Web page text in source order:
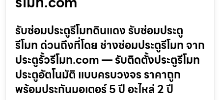
รับซ่อมประตูรีโมทดินแดง รับซ่อมประตู
รีโมท ด่วนถึงที่โดย ช่างซ่อมประตูรีโมท จาก
ประตูรั้วรีโมท.com — รับติดตั้งประตูรีโมท
ประตูอัตโนมัติ แบบครบวงจร ราคาถูก
พร้อมประกันมอเตอร์ 5 ปี อะไหล่ 2 ปี